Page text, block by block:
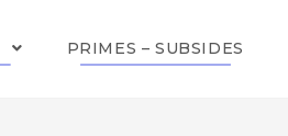
PRIMES – SUBSIDES